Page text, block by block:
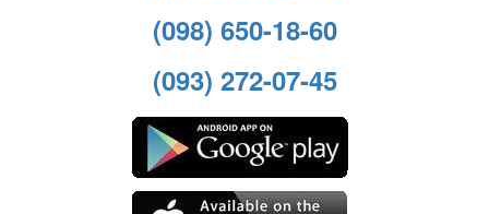
(098) 650-18-60
(093) 272-07-45